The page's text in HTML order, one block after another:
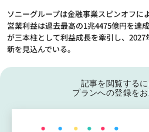
ソニーグループは金融事業スピンオフに
営業利益は過去最高の1兆4475億円を達
が三本柱として利益成長を牽引し、
新を見込んでいる。
記事を閲覧する
プランへの登録を